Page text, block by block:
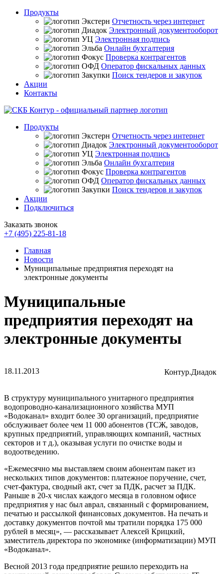
Продукты
Отчетность через интернет
Электронный документооборот
Электронная подпись
Онлайн бухгалтерия
Проверка контрагентов
Оператор фискальных данных
Поиск тендеров и закупок
Акции
Контакты
Продукты
Отчетность через интернет
Электронный документооборот
Электронная подпись
Онлайн бухгалтерия
Проверка контрагентов
Оператор фискальных данных
Поиск тендеров и закупок
Акции
Подключиться
Заказать звонок
+7 (495) 225-81-18
Главная
Новости
Муниципальные предприятия переходят на
электронные документы
Муниципальные
предприятия переходят на
электронные документы
18.11.2013 Контур.Диадок
В структуру муниципального унитарного предприятия
водопроводно-канализационного хозяйства МУП
«Водоканал» входит более 30 организаций, предприятие
обслуживает более чем 11 000 абонентов (ТСЖ, заводов,
крупных предприятий, управляющих компаний, частных
секторов и т д.), оказывая услуги по очистке воды и
водоотведению.
«Ежемесячно мы выставляем своим абонентам пакет из
нескольких типов документов: платежное поручение, счет,
счет-фактура, сводный акт, счет за ПДК, расчет за ПДК.
Раньше в 20-х числах каждого месяца в головном офисе
предприятия у нас был аврал, связанный с формированием,
печатью и рассылкой финансовых документов. На печать и
доставку документов почтой мы тратили порядка 175 000
рублей в месяц», — рассказывает Алексей Крицкий,
заместитель директора по экономике (информатизации) МУП
«Водоканал».
Весной 2013 года предприятие решило переходить на